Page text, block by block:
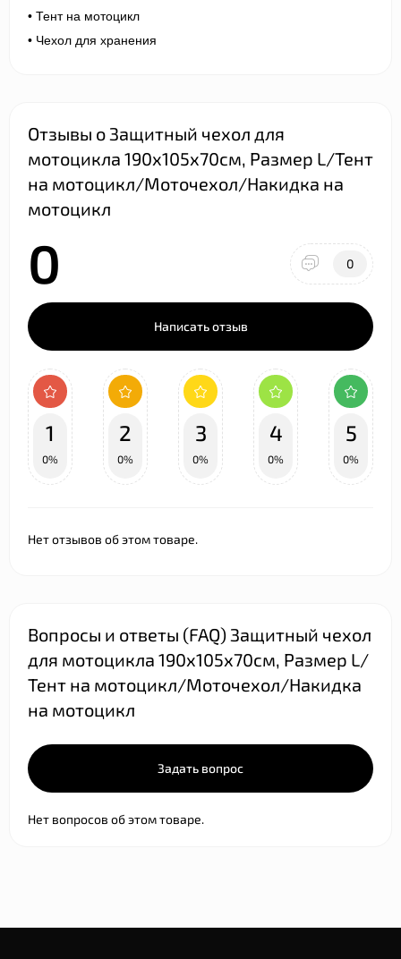
• Тент на мотоцикл
• Чехол для хранения
Отзывы о Защитный чехол для
мотоцикла 190х105х70см, Размер L/Тент
на мотоцикл/Моточехол/Накидка на
мотоцикл
0 0
Написать отзыв
1
0%
2
0%
3
0%
4
0%
5
0%
Нет отзывов об этом товаре.
Вопросы и ответы (FAQ) Защитный чехол
для мотоцикла 190х105х70см, Размер L/
Тент на мотоцикл/Моточехол/Накидка
на мотоцикл
Задать вопрос
Нет вопросов об этом товаре.